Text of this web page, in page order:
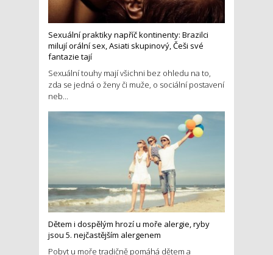
Sexuální praktiky napříč kontinenty: Brazilci
milují orální sex, Asiati skupinový, Češi své
fantazie tají
Sexuální touhy mají všichni bez ohledu na to,
zda se jedná o ženy či muže, o sociální postavení
neb...
Dětem i dospělým hrozí u moře alergie, ryby
jsou 5. nejčastějším alergenem
Pobyt u moře tradičně pomáhá dětem a